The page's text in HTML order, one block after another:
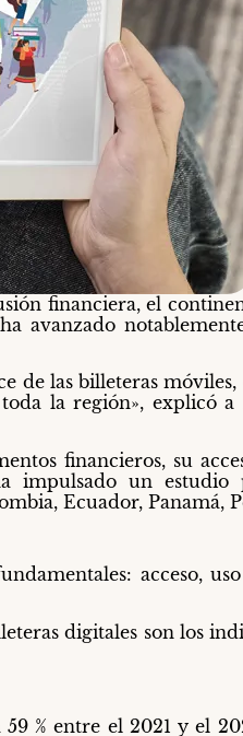
financiera, el
avanzado
de las billeteras
la región», explicó a
financieros, su
impulsado un estudio
Ecuador, Panamá,
acceso,
digitales son los
% entre el 2021 y el